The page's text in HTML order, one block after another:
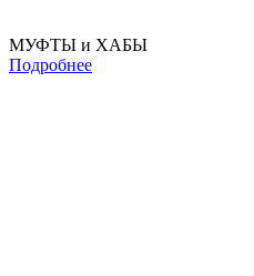
МУФТЫ и ХАБЫ
Подробнее